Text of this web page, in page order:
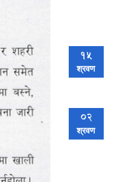
15
श्रवण
02
श्रवण